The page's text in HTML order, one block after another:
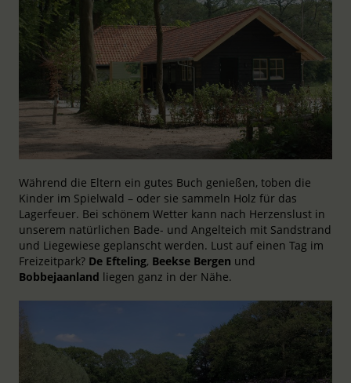
Während die Eltern ein gutes Buch genießen, toben die
Kinder im Spielwald – oder sie sammeln Holz für das
Lagerfeuer. Bei schönem Wetter kann nach Herzenslust in
unserem natürlichen Bade- und Angelteich mit Sandstrand
und Liegewiese geplanscht werden. Lust auf einen Tag im
Freizeitpark? De Efteling, Beekse Bergen und
Bobbejaanland liegen ganz in der Nähe.